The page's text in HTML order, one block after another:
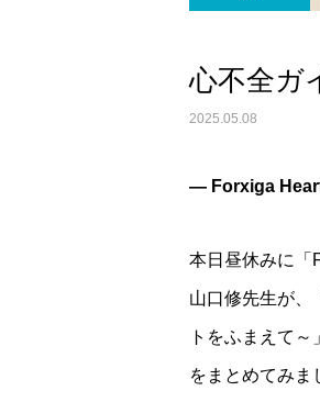
心不全ガ
2025.05.08
― Forxiga
本日昼休みに「
山口修先生が、
トをふまえて
をまとめてみま